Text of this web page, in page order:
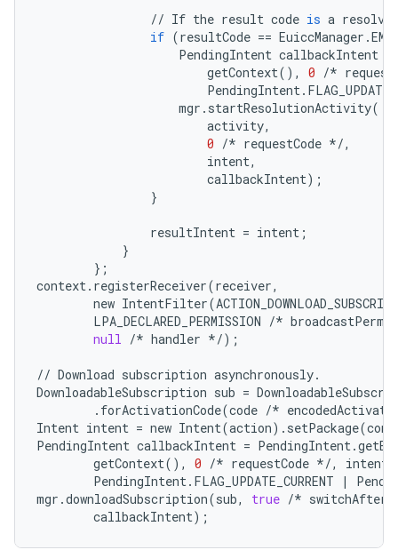
// If the result code is a
if (resultCode == EuiccManager .
PendingIntent callbackIntent
getContext(), 0 /*
PendingIntent.
mgr . startResolutionActivity(
activity,
0 /* requestCode */,
intent,
callbackIntent);
}
resultIntent = intent ;
}
};
context. registerReceiver(receiver,
new IntentFilter(
LPA_DECLARED_PERMISSION /*
null /* handler */);
// Download subscription asynchronously.
DownloadableSubscription sub =
. forActivationCode(code /*
Intent intent = new Intent(action) . setPackage(
PendingIntent callbackIntent = PendingIntent.
getContext(), 0 /* requestCode */, intent
PendingIntent. FLAG_UPDATE_CURRENT |
mgr .downloadSubscription(sub, true /*
callbackIntent);